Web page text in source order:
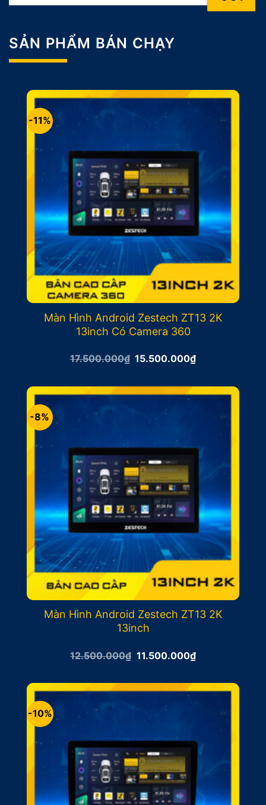
SẢN PHẨM BÁN CHẠY
-11%
Màn Hình Android Zestech ZT13 2K
13inch Có Camera 360
17.500.000₫ Giá
17.500.000₫.
15.500.000₫Giá
là:
15.500.000₫.
-8%
Màn Hình Android Zestech ZT13 2K
13inch
12.500.000₫ Giá
12.500.000₫.
11.500.000₫Giá
hiện
là:
11.500.000₫.
-10%